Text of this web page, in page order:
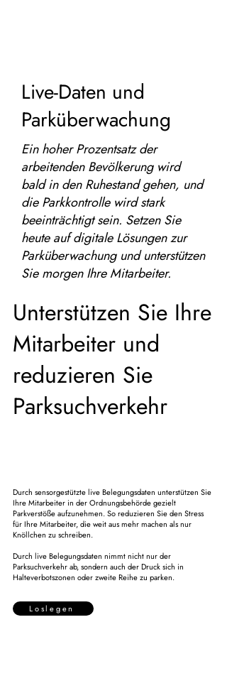
Live-Daten und
Parküberwachung
Ein hoher Prozentsatz der
arbeitenden Bevölkerung wird
bald in den Ruhestand gehen, und
die Parkkontrolle wird stark
beeinträchtigt sein. Setzen Sie
heute auf digitale Lösungen zur
Parküberwachung und unterstützen
Sie morgen Ihre Mitarbeiter.
Unterstützen Sie Ihre
Mitarbeiter und
reduzieren Sie
Parksuchverkehr
Durch sensorgestützte live Belegungsdaten unterstützen Sie
Ihre Mitarbeiter in der Ordnungsbehörde gezielt
Parkverstöße aufzunehmen. So reduzieren Sie den Stress
für Ihre Mitarbeiter, die weit aus mehr machen als nur
Knöllchen zu schreiben.
Durch live Belegungsdaten nimmt nicht nur der
Parksuchverkehr ab, sondern auch der Druck sich in
Halteverbotszonen oder zweite Reihe zu parken.
Loslegen